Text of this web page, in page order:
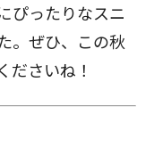
ぴったりなスニ
。ぜひ、この秋
ださいね！